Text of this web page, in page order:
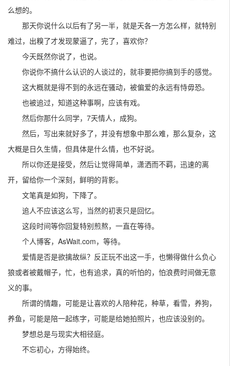
么想的。
那天你说什么以后有了另一半，就是天各一方怎么样，就特别
难过，出糗了才发现蒙逼了，完了，喜欢你？
今天既然你说了，也说。
你说你不搞什么认识的人谈过的，就非要把你搞到手的感觉。
这大概就是得不到的永远在骚动，被偏爱的永远有恃毋恐。
也被追过，知道这种事啊，应该有戏。
然后你那什么同学，7天情人，成狗。
然后，写出来就好多了，并没有想象中那么难，那么复杂，这
大概是日久生情，但具体是什么情，也不好说。
所以你还是接受，然后让觉得简单，潇洒而不羁，迅速的离
开，留给你一个深刻，鲜明的背影。
文笔真是如狗，下降了。
追人不应该这么写，当然的初衷只是回忆。
这段时间等你回复特别煎熬，一直在等待。
个人博客，AsWait.com，等待。
爱情是否是欲擒故纵？反正玩不出这一手，也懒得做什么负心
狼或者被戴帽子，忙，也有追求，真的听怕的，怕浪费时间做无意
义的事。
所谓的情趣，可能是让喜欢的人陪种花，种草，看雪，养狗，
养鱼，可能是陪一起练字，可能是给她拍照片，也应该没别的。
梦想总是与现实大相径庭。
不忘初心，方得始终。